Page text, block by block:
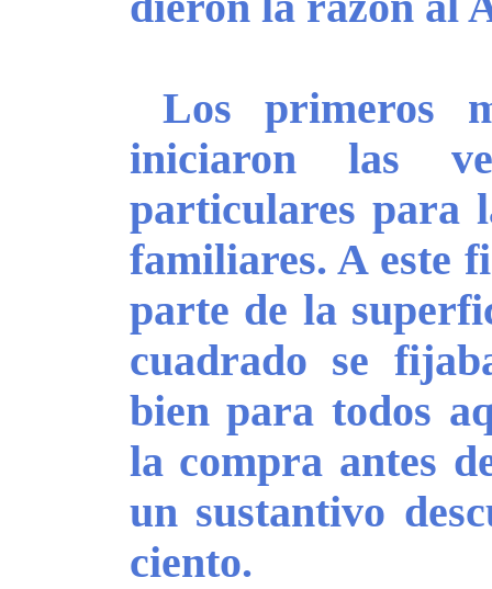
Los primeros
iniciaron las
particulares para
familiares. A este
parte de la
cuadrado se
bien para todos
la compra antes
un sustantivo
ciento.